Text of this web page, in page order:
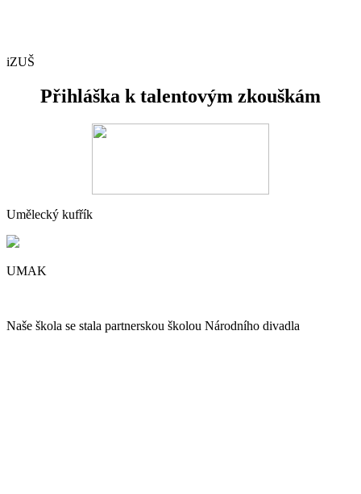
iZUŠ
Přihláška k talentovým zkouškám
Umělecký kufřík
UMAK
Naše škola se stala partnerskou školou Národního divadla